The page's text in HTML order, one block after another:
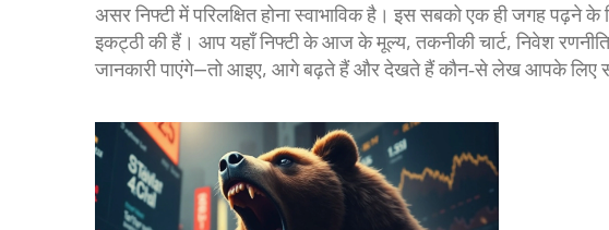
असर निफ्टी में परिलक्षित होना स्वाभाविक है। इस सबको एक ही जगह
इकट्ठी की हैं। आप यहाँ निफ्टी के आज के मूल्य, तकनीकी चार्ट, निवेश
जानकारी पाएंगे—तो आइए, आगे बढ़ते हैं और देखते हैं कौन‑से लेख आपके लिए